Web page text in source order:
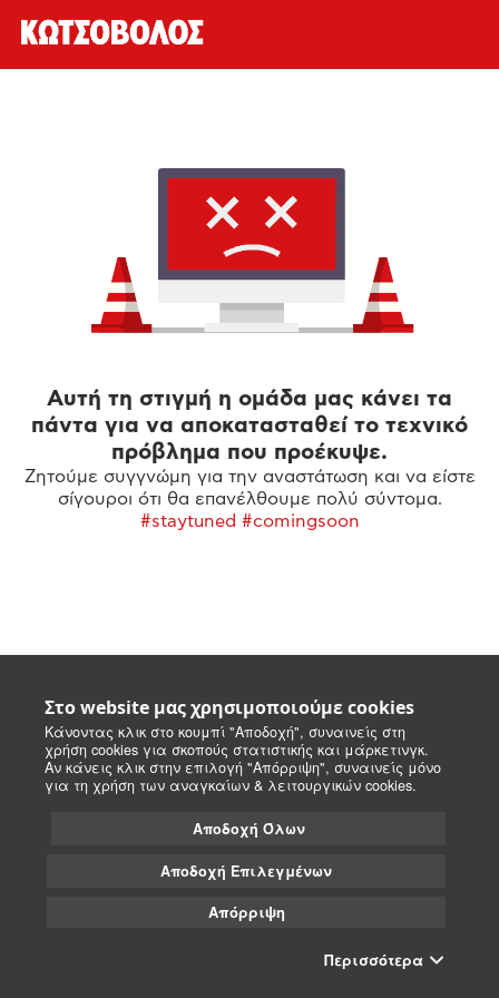
Στο website μας χρησιμοποιούμε cookies
Κάνοντας κλικ στο κουμπί "Αποδοχή", συναινείς στη
χρήση cookies για σκοπούς στατιστικής και μάρκετινγκ.
Αν κάνεις κλικ στην επιλογή "Απόρριψη", συναινείς μόνο
για τη χρήση των αναγκαίων & λειτουργικών cookies.
Αποδοχή Όλων
Αποδοχή Επιλεγμένων
Απόρριψη
Περισσότερα
Αυτή τη στιγμή η ομάδα μας κάνει τα
πάντα για να αποκατασταθεί το τεχνικό
πρόβλημα που προέκυψε.
Ζητούμε συγγνώμη για την αναστάτωση και να είστε
σίγουροι ότι θα επανέλθουμε πολύ σύντομα.
#staytuned #comingsoon